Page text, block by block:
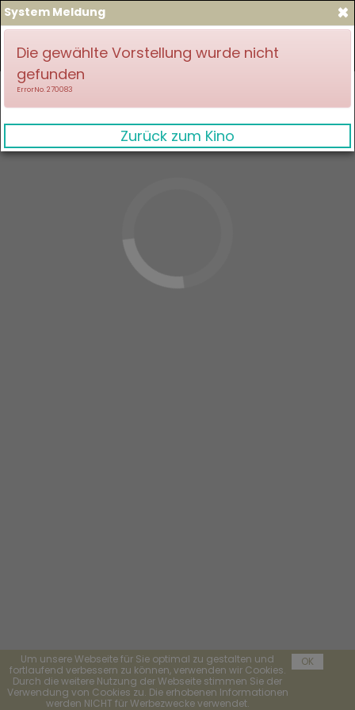
Um unsere Webseite für Sie optimal zu gestalten und
fortlaufend verbessern zu können, verwenden wir Cookies.
Durch die weitere Nutzung der Webseite stimmen Sie der
Verwendung von Cookies zu. Die erhobenen Informationen
werden NICHT für Werbezwecke verwendet.
OK
×
System Meldung
Die gewählte Vorstellung wurde nicht
gefunden
ErrorNo. 270083
Zurück zum Kino